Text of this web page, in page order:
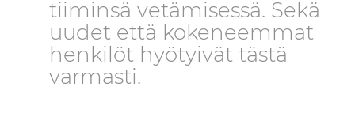
tiiminsä vetämisessä. Sekä
uudet että kokeneemmat
henkilöt hyötyivät tästä
varmasti.